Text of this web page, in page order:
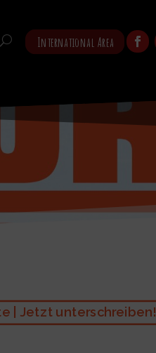
International Area
| Jetzt unterschreiben!